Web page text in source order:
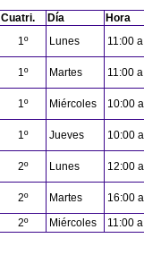
Cuatri. Día
Hora
1º
Lunes 11:00
1º Martes 11:00
1º Miércoles 10:00
1º Jueves 10:00
2º Lunes 12:00
2º Martes
16:00
2º
Miércoles 11:00